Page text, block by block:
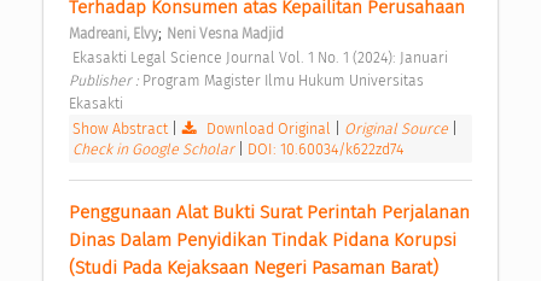
Terhadap Konsumen atas Kepailitan Perusahaan
Madreani, Elvy; Neni Vesna Madjid
Ekasakti Legal Science Journal Vol. 1 No. 1 (2024): Januari
Publisher : Program Magister Ilmu Hukum Universitas
Ekasakti
Show Abstract| Download Original Original Source
Check in Google Scholar
DOI: 10.60034/k622zd74
Penggunaan Alat Bukti Surat Perintah Perjalanan
Dinas Dalam Penyidikan Tindak Pidana Korupsi
(Studi Pada Kejaksaan Negeri Pasaman Barat)